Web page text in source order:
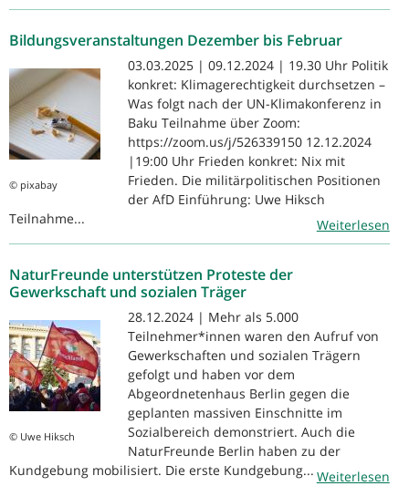
Bildungsveranstaltungen Dezember bis Februar
© pixabay
03.03.2025 | 09.12.2024 | 19.30 Uhr Politik
konkret: Klimagerechtigkeit durchsetzen –
Was folgt nach der UN-Klimakonferenz in
Baku Teilnahme über Zoom:
https://zoom.us/j/526339150 12.12.2024
|19:00 Uhr Frieden konkret: Nix mit
Frieden. Die militärpolitischen Positionen
der AfD Einführung: Uwe Hiksch
Teilnahme...
Weiterlesen
NaturFreunde unterstützen Proteste der
Gewerkschaft und sozialen Träger
© Uwe Hiksch
28.12.2024 | Mehr als 5.000
Teilnehmer*innen waren den Aufruf von
Gewerkschaften und sozialen Trägern
gefolgt und haben vor dem
Abgeordnetenhaus Berlin gegen die
geplanten massiven Einschnitte im
Sozialbereich demonstriert. Auch die
NaturFreunde Berlin haben zu der
Kundgebung mobilisiert. Die erste Kundgebung... Weiterlesen